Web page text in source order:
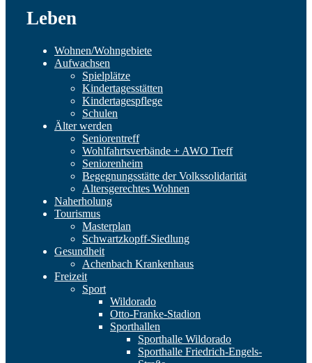
Leben
Wohnen/Wohngebiete
Aufwachsen
Spielplätze
Kindertagesstätten
Kindertagespflege
Schulen
Älter werden
Seniorentreff
Wohlfahrtsverbände + AWO Treff
Seniorenheim
Begegnungsstätte der Volkssolidarität
Altersgerechtes Wohnen
Naherholung
Tourismus
Masterplan
Schwartzkopff-Siedlung
Gesundheit
Achenbach Krankenhaus
Freizeit
Sport
Wildorado
Otto-Franke-Stadion
Sporthallen
Sporthalle Wildorado
Sporthalle Friedrich-Engels-